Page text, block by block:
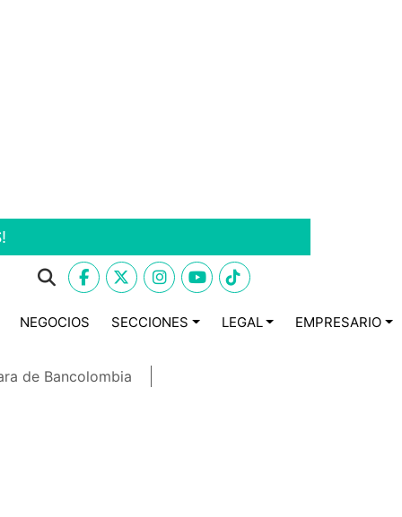
NEGOCIOS SECCIONES LEGAL EMPRESARIO
de Bancolombia